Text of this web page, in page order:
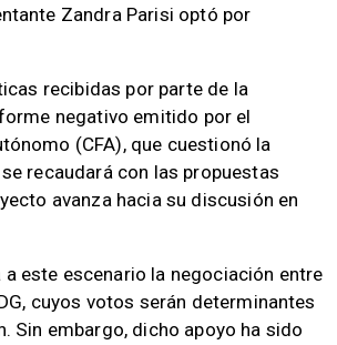
Zandra Parisi optó por
recibidas por parte de la
negativo emitido por el
(CFA), que cuestionó la
recaudará con las propuestas
avanza hacia su discusión en
a este escenario la negociación entre
cuyos votos serán determinantes
Sin embargo, dicho apoyo ha sido